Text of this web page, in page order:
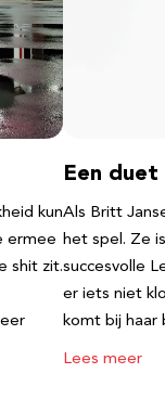
kun
ermee
shit zit.
Een
Als Britt
het spel. Ze
succesvolle
er iets niet
komt bij
Lees meer